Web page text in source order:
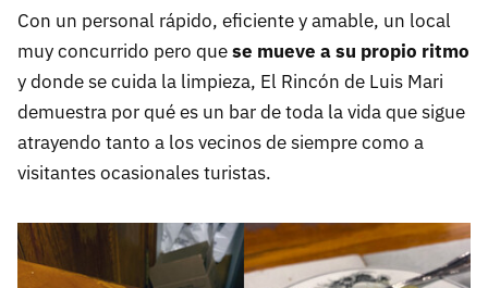
Con un personal rápido, eficiente y amable, un local
muy concurrido pero quese mueve a su propio ritmo
y donde se cuida la limpieza, El Rincón de Luis Mari
demuestra por qué es un bar de toda la vida que sigue
atrayendo tanto a los vecinos de siempre como a
visitantes ocasionales turistas.